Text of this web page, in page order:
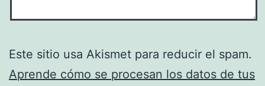
Este sitio usa Akismet para reducir el spam.
Aprende cómo se procesan los datos de tus